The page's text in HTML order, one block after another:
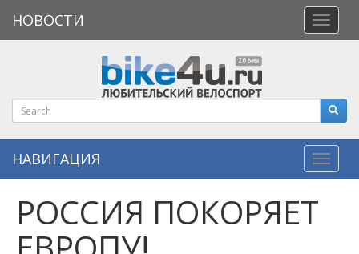
меню
НОВОСТИ
НАВИГАЦИЯ
РОССИЯ ПОКОРЯЕТ